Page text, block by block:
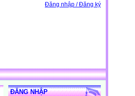
Đăng nhập / Đăng ký
ĐĂNG NHẬP